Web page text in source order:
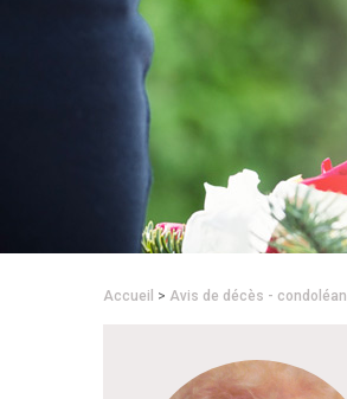
Accueil > Avis de décès -
En